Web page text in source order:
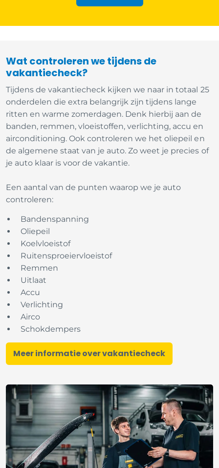
Wat controleren we tijdens de
vakantiecheck?
Tijdens de vakantiecheck kijken we naar in totaal 25
onderdelen die extra belangrijk zijn tijdens lange
ritten en warme zomerdagen. Denk hierbij aan de
banden, remmen, vloeistoffen, verlichting, accu en
airconditioning. Ook controleren we het oliepeil en
de algemene staat van je auto. Zo weet je precies of
je auto klaar is voor de vakantie.
Een aantal van de punten waarop we je auto
controleren:
Bandenspanning
Oliepeil
Koelvloeistof
Ruitensproeiervloeistof
Remmen
Uitlaat
Accu
Verlichting
Airco
Schokdempers
Meer informatie over vakantiecheck